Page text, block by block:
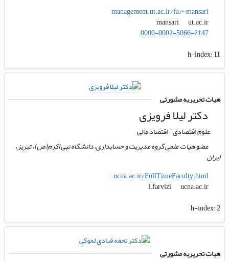
management.ut.ac.ir/fa/~mansari
mansari
ut.ac.ir
0000-0002-5066-2147
h-index:11
هیات تحریریه مشورتی
دکتر لیلا فرویزی
علوم اقتصادی- اقتصاد مالی
عضو هیات علمی گروه مدیریت و حسابداری، دانشگاه نبی اکرم(ص)، تبریز،
ایران
ucna.ac.ir/FullTimeFaculty.html
l.farvizi
ucna.ac.ir
h-index:2
هیات تحریریه مشورتی